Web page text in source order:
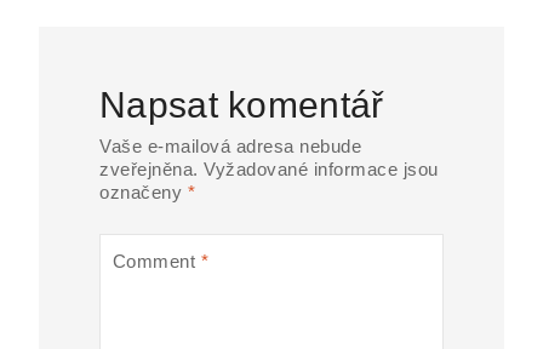
Napsat komentář
Vaše e-mailová adresa nebude
zveřejněna. Vyžadované informace jsou
označeny *
Comment *